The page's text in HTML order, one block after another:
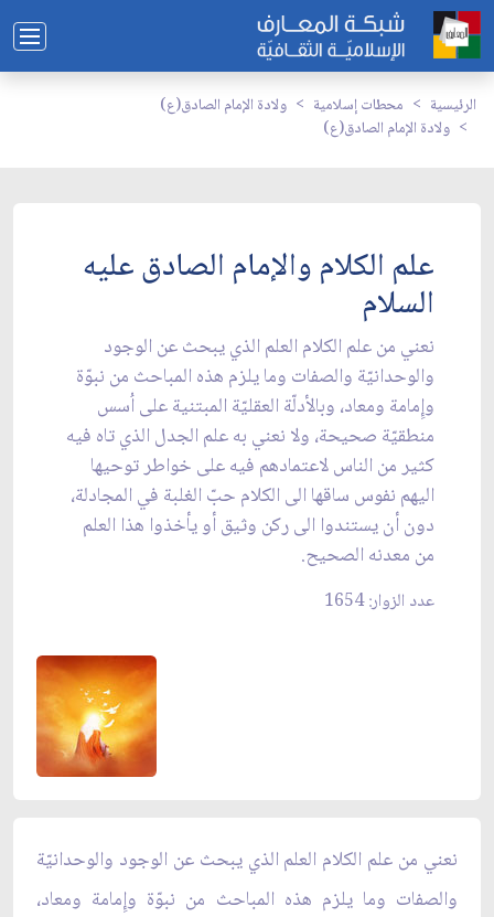
الرئيسية محطات إسلامية
ولادة الإمام الصادق(ع)
ولادة الإمام الصادق(ع)
علم الكلام والإمام الصادق عليه
السلام
نعني من علم الكلام العلم الذي يبحث عن الوجود
والوحدانيّة والصفات وما يلزم هذه المباحث من نبوّة
وإِمامة ومعاد، وبالأدلّة العقليّة المبتنية على اُسس
منطقيّة صحيحة، ولا نعني به علم الجدل الذي تاه فيه
كثير من الناس لاعتمادهم فيه على خواطر توحيها
اليهم نفوس ساقها الى الكلام حبّ الغلبة في المجادلة،
دون أن يستندوا الى ركن وثيق أو يأخذوا هذا العلم
من معدنه الصحيح.
عدد الزوار: 1654
نعني من علم الكلام العلم الذي يبحث عن الوجود والوحدانيّة
والصفات وما يلزم هذه المباحث من نبوّة وإِمامة ومعاد،